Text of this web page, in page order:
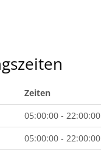
Zeiten
05:00:00 - 22:00:00
05:00:00 - 22:00:00